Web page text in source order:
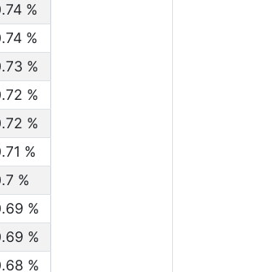
%
%
%
%
%
%
%
%
%
%